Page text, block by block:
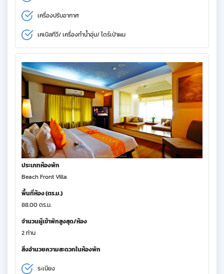
เครื่องปรับอากาศ
เคเบิลทีวี/ เครื่องทำน้ำอุ่น/ ไดร์เป่าผม
ประเภทห้องพัก
Beach Front Villa
พื้นที่ห้อง (ตร.ม.)
88.00 ตร.ม.
จำนวนผู้เข้าพักสูงสุด/ห้อง
2 ท่าน
สิ่งอำนวยความสะดวกในห้องพัก
ระเบียง